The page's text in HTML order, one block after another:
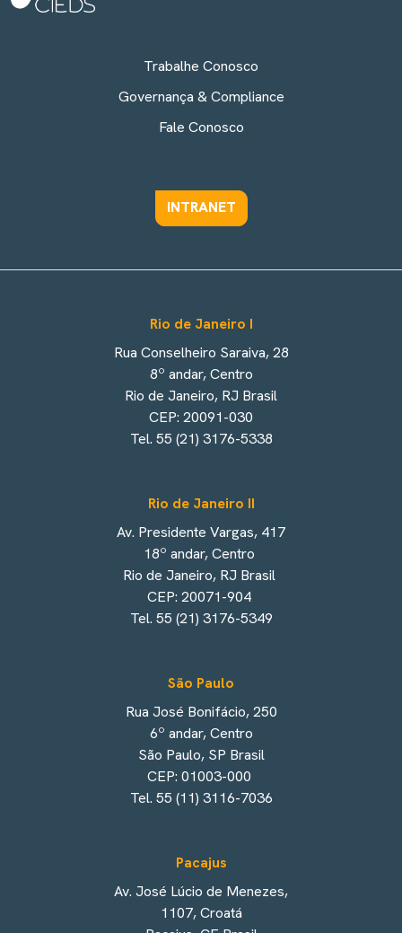
Trabalhe Conosco
Governança & Compliance
Fale Conosco
INTRANET
Rio de Janeiro I
Rua Conselheiro Saraiva, 28
8º andar, Centro
Rio de Janeiro, RJ Brasil
CEP: 20091-030
Tel. 55 (21) 3176-5338
Rio de Janeiro II
Av. Presidente Vargas, 417
18º andar, Centro
Rio de Janeiro, RJ Brasil
CEP: 20071-904
Tel. 55 (21) 3176-5349
São Paulo
Rua José Bonifácio, 250
6º andar, Centro
São Paulo, SP Brasil
CEP: 01003-000
Tel. 55 (11) 3116-7036
Pacajus
Av. José Lúcio de Menezes,
1107, Croatá